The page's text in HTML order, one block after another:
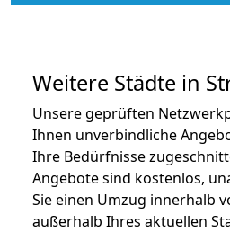
Weitere Städte in
Unsere geprüften
Ihnen unverbindliche
Ihre Bedürfnisse
Angebote sind kostenlos,
Sie einen Umzug innerhalb
außerhalb Ihres aktuellen